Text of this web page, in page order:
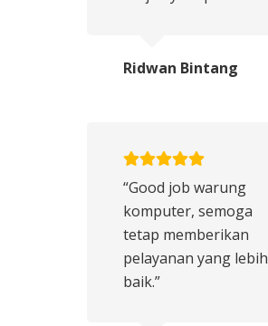
Ridwan Bintang
“Good job warung
komputer, semoga
tetap memberikan
pelayanan yang lebih
baik.”